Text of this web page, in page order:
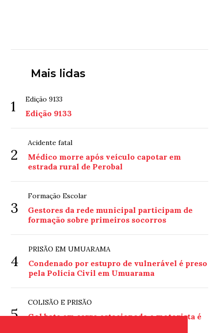
Mais lidas
1 Edição 9133
Edição 9133
2
Acidente fatal
Médico morre após veículo capotar em
estrada rural de Perobal
3
Formação Escolar
Gestores da rede municipal participam de
formação sobre primeiros socorros
4
PRISÃO EM UMUARAMA
Condenado por estupro de vulnerável é preso
pela Polícia Civil em Umuarama
5
COLISÃO E PRISÃO
Gol bate em carro estacionado e motorista é